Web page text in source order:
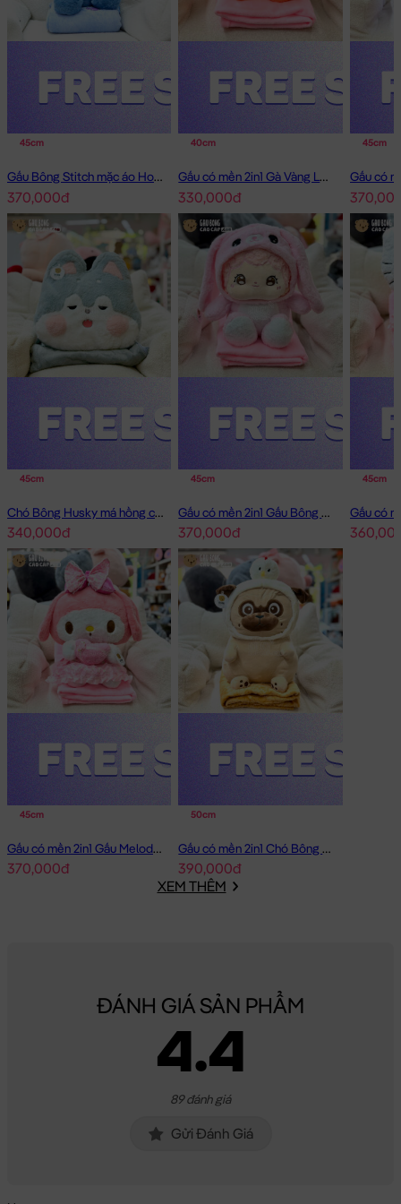
45cm
Gấu Bông Stitch mặc áo Hoodie Jean có mền 2in1
370,000đ
40cm
Gấu có mền 2in1 Gà Vàng Lông Smooth
330,000đ
45cm
45cm
Chó Bông Husky má hồng có mền 2in1
340,000đ
45cm
Gấu có mền 2in1 Gấu Bông Little Boy
370,000đ
45cm
45cm
Gấu có mền 2in1 Gấu Melody Đầm Hồng Ôm Tim
370,000đ
50cm
Gấu có mền 2in1 Chó Bông Mặt Xệ Đội Gà
390,000đ
XEM THÊM
ĐÁNH GIÁ SẢN PHẨM
4.4
89 đánh giá
Gửi Đánh Giá